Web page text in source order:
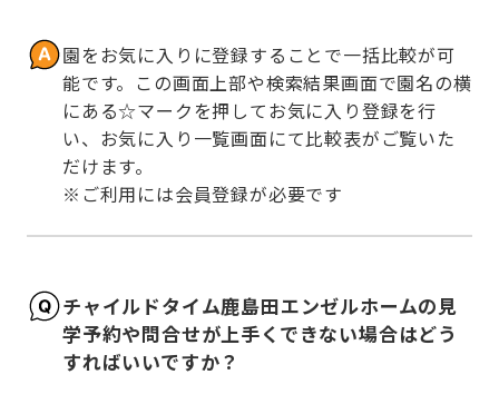
園をお気に入りに登録することで一括比較が可
能です。この画面上部や検索結果画面で園名の横
にある☆マークを押してお気に入り登録を行
い、お気に入り一覧画面にて比較表がご覧いた
だけます。
※ご利用には会員登録が必要です
チャイルドタイム鹿島田エンゼルホームの見
学予約や問合せが上手くできない場合はどう
すればいいですか？